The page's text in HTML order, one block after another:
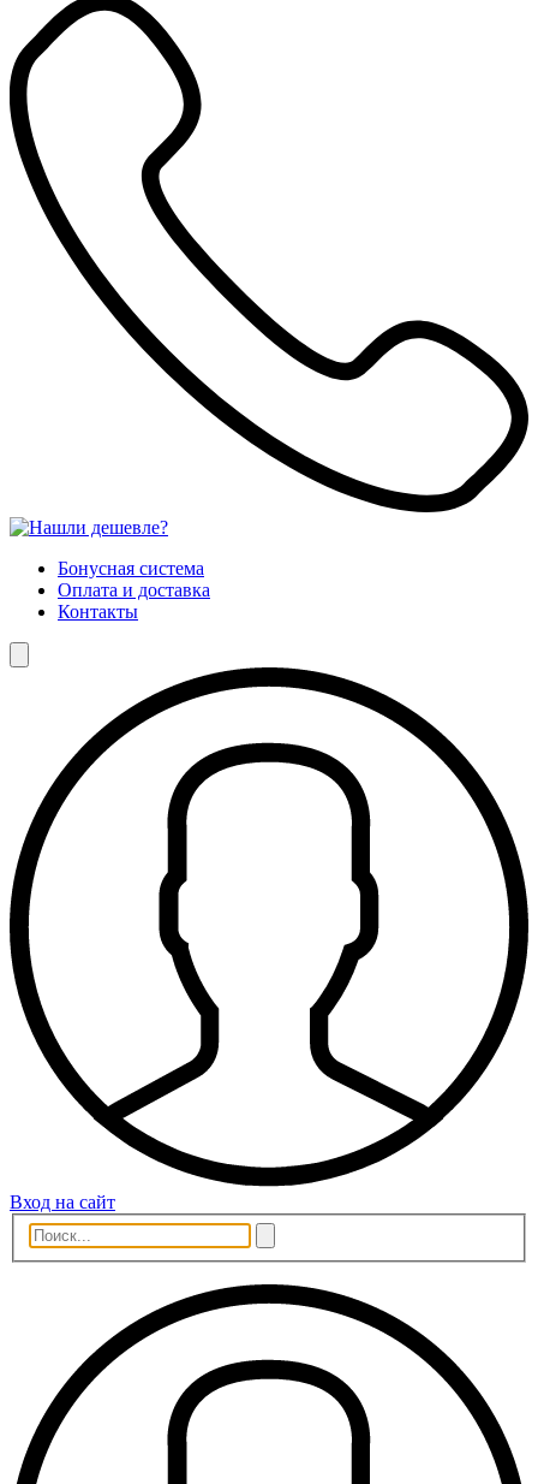
Бонусная система
Оплата и доставка
Контакты
Вход на сайт